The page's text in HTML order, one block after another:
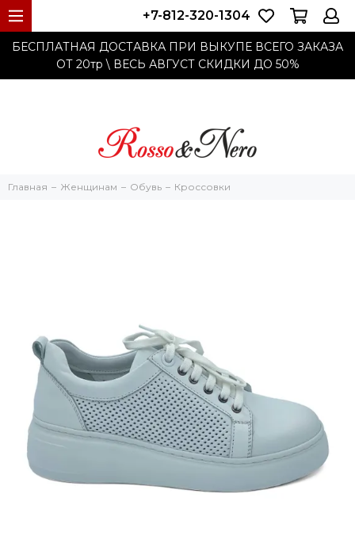
БЕСПЛАТНАЯ ДОСТАВКА ПРИ ВЫКУПЕ ВСЕГО ЗАКАЗА
ОТ 20тр \ ВЕСЬ АВГУСТ СКИДКИ ДО 50%
+7-812-320-1304
Главная Женщинам Обувь Кроссовки